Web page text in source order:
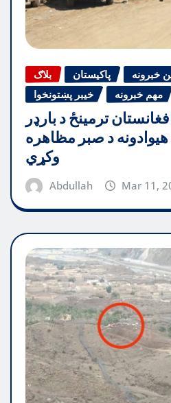
بلاګ پاکیستان
خبرونه
خیبر پښتونخوا
مهم خبرونه
ترمینځ د بارډر
د صبر مظاهره
وکړي
Abdullah Mar 11,